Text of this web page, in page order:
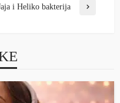
i Heliko bakterija